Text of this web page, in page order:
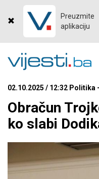
Preuzmite
aplikaciju
02.10.2025 / 12:32
Obračun
ko slabi